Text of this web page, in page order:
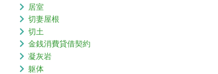
居室
切妻屋根
切土
金銭消費貸借契約
凝灰岩
躯体